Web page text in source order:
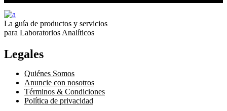
La guía de productos y servicios
para Laboratorios Analíticos
Legales
Quiénes Somos
Anuncie con nosotros
Términos & Condiciones
Política de privacidad